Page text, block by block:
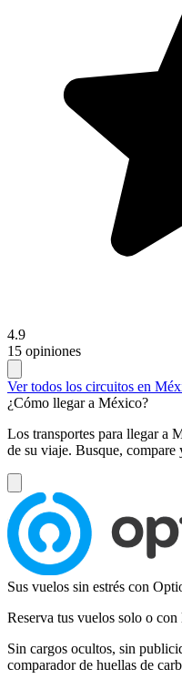
4.9
15 opiniones
Ver todos los circuitos en
¿Cómo llegar a México?
Los transportes para llegar a
de su viaje. Busque, compare
Sus vuelos sin estrés con
Reserva tus vuelos solo o
Sin cargos ocultos, sin
comparador de huellas de